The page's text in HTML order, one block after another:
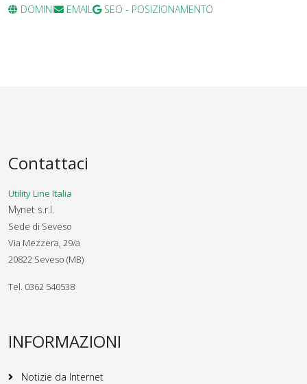
DOMINI
EMAIL SEO - POSIZIONAMENTO
Contattaci
Utility Line Italia
Mynet s.r.l.
Sede di Seveso
Via Mezzera, 29/a
20822 Seveso (MB)
Tel. 0362 540538
INFORMAZIONI
Notizie da Internet